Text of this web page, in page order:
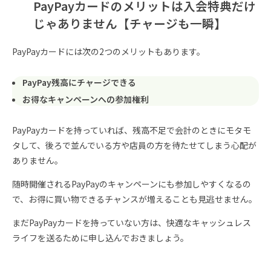
PayPayカードのメリットは入会特典だけ
じゃありません【チャージも一瞬】
PayPayカードには次の2つのメリットもあります。
PayPay残高にチャージできる
お得なキャンペーンへの参加権利
PayPayカードを持っていれば、残高不足で会計のときにモタモ
タして、後ろで並んでいる方や店員の方を待たせてしまう心配が
ありません。
随時開催されるPayPayのキャンペーンにも参加しやすくなるの
で、お得に買い物できるチャンスが増えることも見逃せません。
まだPayPayカードを持っていない方は、快適なキャッシュレス
ライフを送るために申し込んでおきましょう。